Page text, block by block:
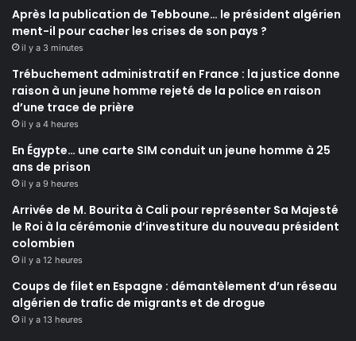
Après la publication de Tebboune… le président algérien
ment-il pour cacher les crises de son pays ?
il y a 3 minutes
Trébuchement administratif en France : la justice donne
raison à un jeune homme rejeté de la police en raison
d’une trace de prière
il y a 4 heures
En Égypte… une carte SIM conduit un jeune homme à 25
ans de prison
il y a 9 heures
Arrivée de M. Bourita à Cali pour représenter Sa Majesté
le Roi à la cérémonie d’investiture du nouveau président
colombien
il y a 12 heures
Coups de filet en Espagne : démantèlement d’un réseau
algérien de trafic de migrants et de drogue
il y a 13 heures